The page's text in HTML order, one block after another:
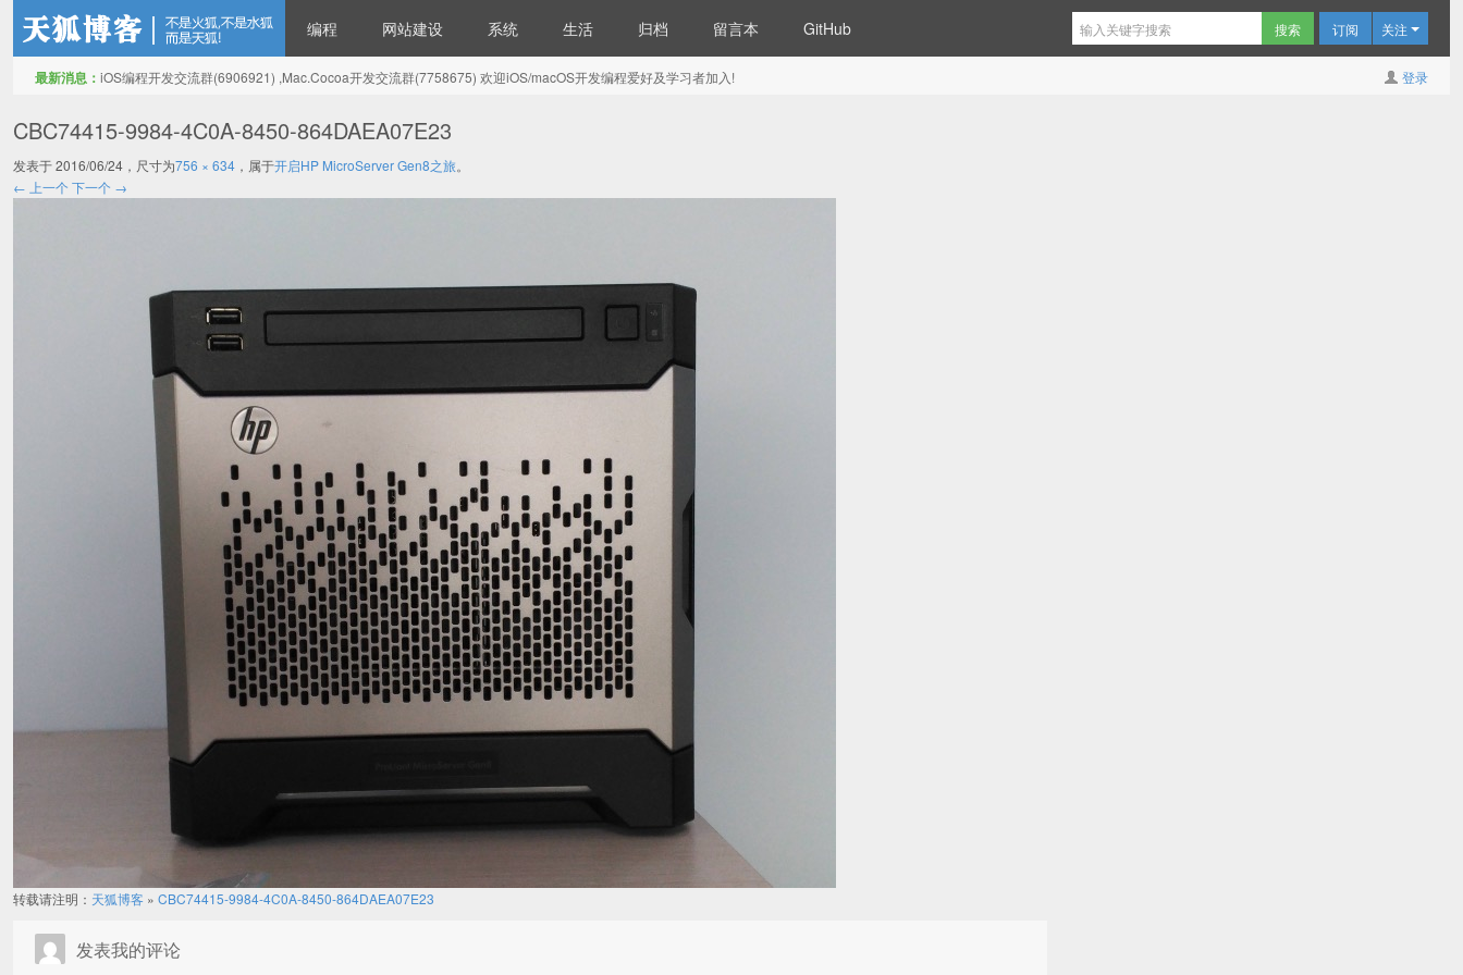
编程 网站建设 系统 生活 归档 留言本 GitHub 订阅 关注
登录
最新消息： iOS编程开发交流群(6906921) ,Mac.Cocoa开发交流群(7758675) 欢迎iOS/macOS开发编程爱好及学习者加入!
CBC74415-9984-4C0A-8450-864DAEA07E23
发表于2016/06/24 ，尺寸为756 × 634 ，属于开启HP MicroServer Gen8之旅。
← 上一个 下一个 →
转载请注明： 天狐博客 » CBC74415-9984-4C0A-8450-864DAEA07E23
发表我的评论